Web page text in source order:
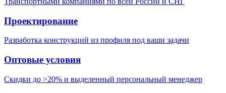
Проектирование
Разработка конструкций из профиля под ваши задачи
Оптовые условия
Скидки до >20% и выделенный персональный менеджер